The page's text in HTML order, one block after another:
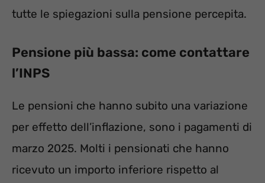
tutte le spiegazioni sulla pensione percepita.
Pensione più bassa: come contattare
l’INPS
Le pensioni che hanno subito una variazione
per effetto dell’inflazione, sono i pagamenti di
marzo 2025. Molti i pensionati che hanno
ricevuto un importo inferiore rispetto al